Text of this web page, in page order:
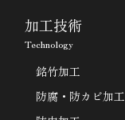
加工技術
Technology
銘竹加工
防腐・防カビ加工